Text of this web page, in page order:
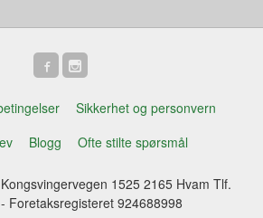
Sikkerhet og personvern
Blogg Ofte stilte spørsmål
1525 2165 Hvam Tlf.
- Foretaksregisteret 924688998